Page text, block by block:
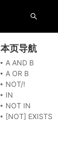
本页导航
A AND B
A OR B
NOT/!
IN
NOT IN
[NOT] EXISTS